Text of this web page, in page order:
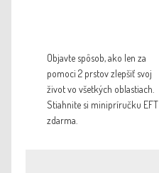
Objavte spôsob, ako len za
pomoci 2 prstov zlepšiť svoj
život vo všetkých oblastiach.
Stiahnite si minipríručku EFT
zdarma.